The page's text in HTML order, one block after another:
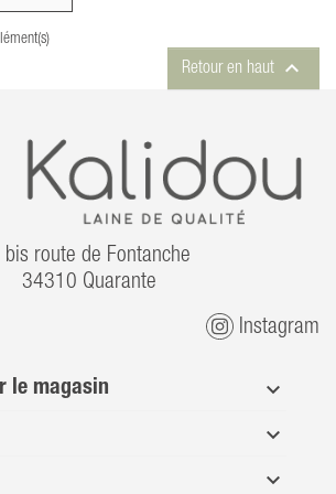
Retour en haut 
bis route de Fontanche
34310 Quarante
Instagram
le magasin